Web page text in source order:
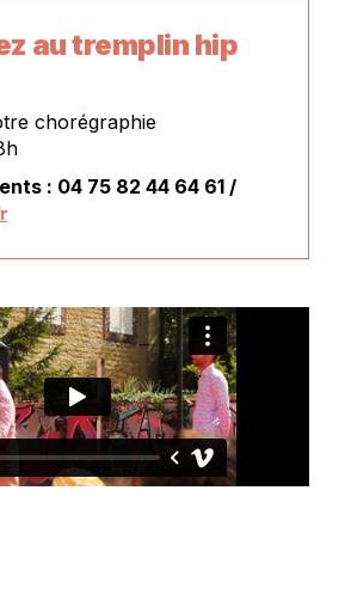
au tremplin hip
chorégraphie
: 04 75 82 44 64 61 /